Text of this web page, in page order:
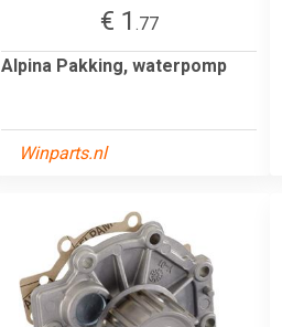
€ 1 .77
Alpina Pakking, waterpomp
Winparts.nl